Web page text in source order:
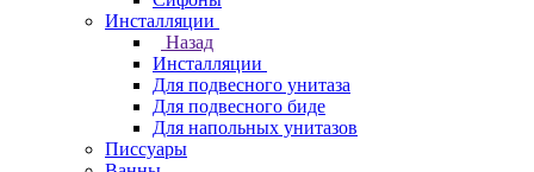
Инсталляции
Назад
Инсталляции
Для подвесного унитаза
Для подвесного биде
Для напольных унитазов
Писсуары